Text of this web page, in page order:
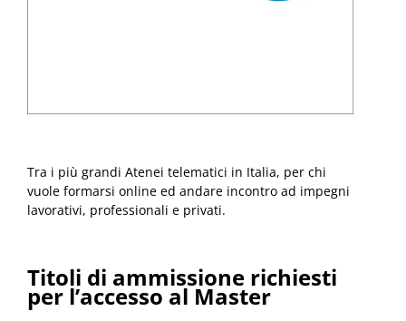
Tra i più grandi Atenei telematici in Italia, per chi
vuole formarsi online ed andare incontro ad impegni
lavorativi, professionali e privati.
Titoli di ammissione richiesti
per l’accesso al Master